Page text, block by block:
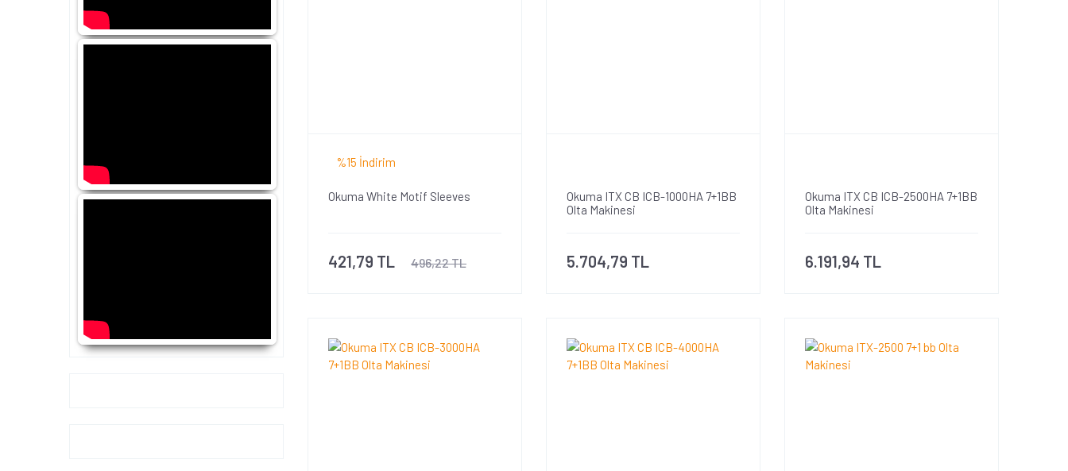
%15 İndirim
Okuma White Motif Sleeves
421,79 TL 496,22 TL
Okuma ITX CB ICB-1000HA 7+1BB
Olta Makinesi
5.704,79 TL
Okuma ITX CB ICB-2500HA 7+1BB
Olta Makinesi
6.191,94 TL